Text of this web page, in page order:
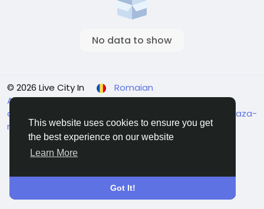
This website uses cookies to ensure you get
the best experience on our website
Learn More
Got It!
No data to show
© 2026 Live City In
Romaian
About Termeni Confidențialitate Shipping and
delivery policy
Contacteaza-
ne
Director